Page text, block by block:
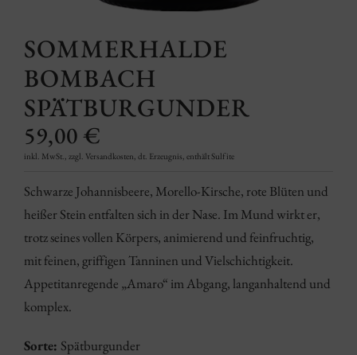
SOMMERHALDE
BOMBACH
SPÄTBURGUNDER
59,00 €
inkl. MwSt., zzgl. Versandkosten, dt. Erzeugnis, enthält Sulfite
Schwarze Johannisbeere, Morello-Kirsche, rote Blüten und
heißer Stein entfalten sich in der Nase. Im Mund wirkt er,
trotz seines vollen Körpers, animierend und feinfruchtig,
mit feinen, griffigen Tanninen und Vielschichtigkeit.
Appetitanregende „Amaro“ im Abgang, langanhaltend und
komplex.
Sorte: Spätburgunder